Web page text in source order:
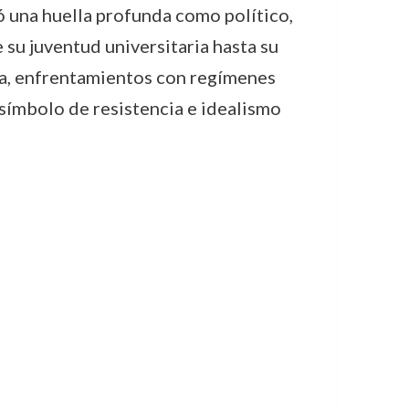
una huella profunda como político,
juventud universitaria hasta su
enfrentamientos con regímenes
de resistencia e idealismo